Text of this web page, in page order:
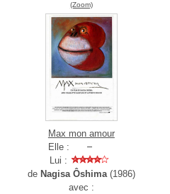
(Zoom)
Max mon amour
Elle :
Lui :
de Nagisa Ôshima(1986)
avec :